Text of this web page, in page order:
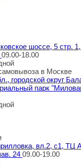
шоссе, 5 стр.
09.00-18.00
в Москве
городской округ
парк
вл.2, с1, ТЦ
24 09.00-19.00